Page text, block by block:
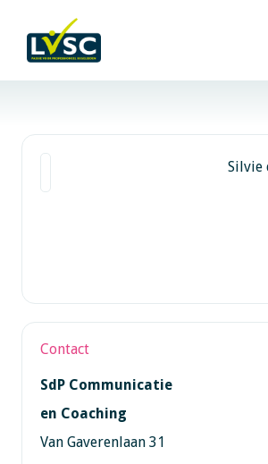
Silvie
Contact
SdP Communicatie
en Coaching
Van Gaverenlaan 31